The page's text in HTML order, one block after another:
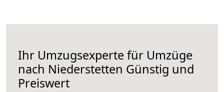
Ihr Umzugsexperte für Umzüge
nach Niederstetten Günstig und
Preiswert